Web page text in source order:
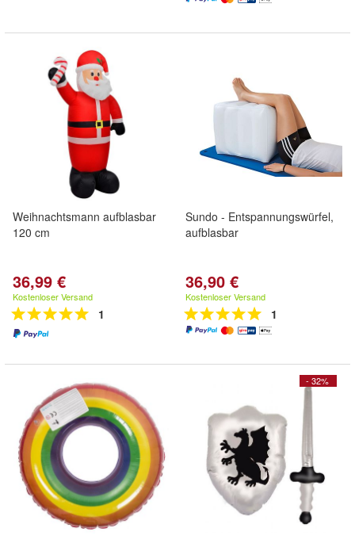
Weihnachtsmann aufblasbar
120 cm
36,99 €
Kostenloser Versand
1
Sundo - Entspannungswürfel,
aufblasbar
36,90 €
Kostenloser Versand
1
- 32%